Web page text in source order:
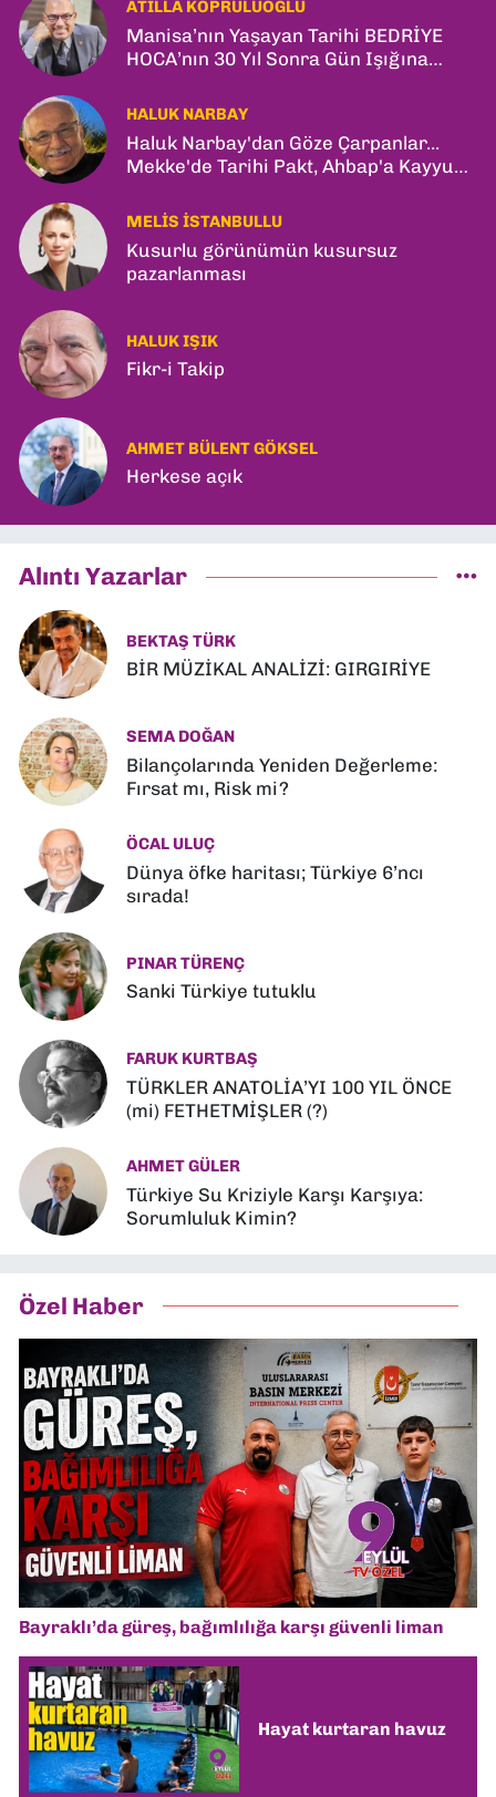
ATILLA KÖPRÜLÜOĞLU
Manisa’nın Yaşayan Tarihi BEDRİYE
HOCA’nın 30 Yıl Sonra Gün Işığına
HALUK NARBAY
Haluk Narbay'dan Göze Çarpanlar...
Mekke'de Tarihi Pakt, Ahbap'a Kayyum
MELIS İSTANBULLU
Kusurlu görünümün kusursuz
pazarlanması
HALUK IŞIK
Fikr-i Takip
AHMET BÜLENT GÖKSEL
Herkese açık
Alıntı Yazarlar
BEKTAŞ TÜRK
BİR MÜZİKAL ANALİZİ: GIRGIRİYE
SEMA DOĞAN
Bilançolarında Yeniden Değerleme:
Fırsat mı, Risk mi?
ÖCAL ULUÇ
Dünya öfke haritası; Türkiye 6’ncı
sırada!
PINAR TÜRENÇ
Sanki Türkiye tutuklu
FARUK KURTBAŞ
TÜRKLER ANATOLİA’YI 100 YIL ÖNCE
(mi) FETHETMİŞLER (?)
AHMET GÜLER
Türkiye Su Kriziyle Karşı Karşıya:
Sorumluluk Kimin?
Özel Haber
Bayraklı’da güreş, bağımlılığa karşı güvenli liman
Hayat kurtaran havuz